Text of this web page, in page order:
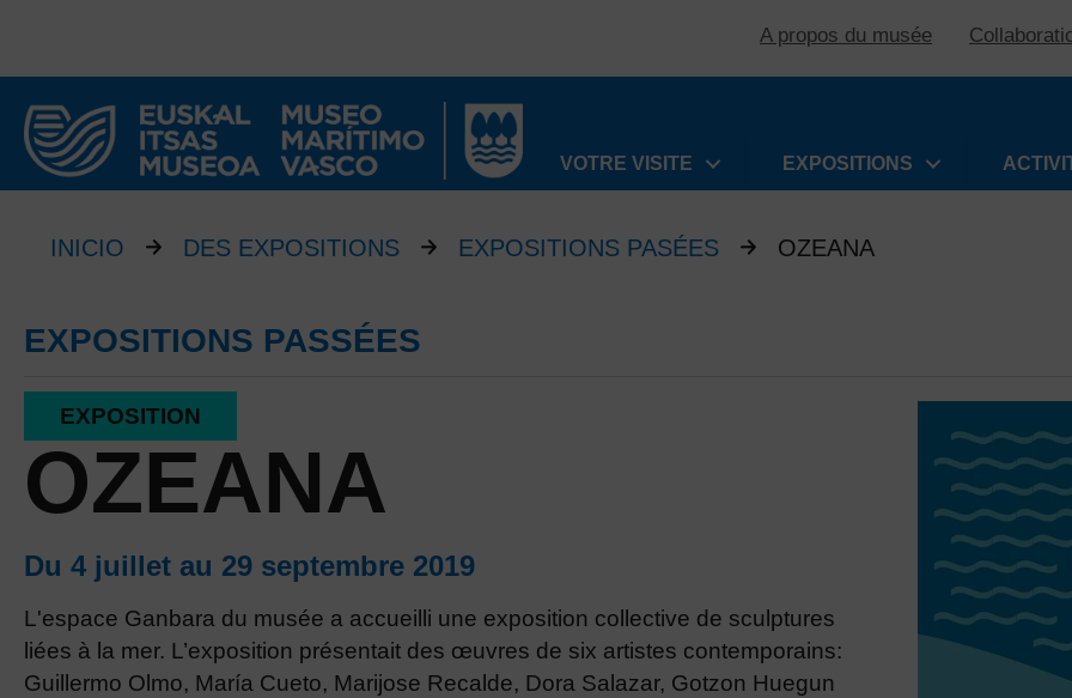
A propos du musée
VOTRE VISITE
EXPOSITIONS
INICIO DES EXPOSITIONS EXPOSITIONS PASÉES OZEANA
EXPOSITIONS PASSÉES
EXPOSITION
OZEANA
Du 4 juillet au 29 septembre 2019
L'espace Ganbara du musée a accueilli une exposition collective de sculptures
liées à la mer. L’exposition présentait des œuvres de six artistes contemporains:
Guillermo Olmo, María Cueto, Marijose Recalde, Dora Salazar, Gotzon Huegun